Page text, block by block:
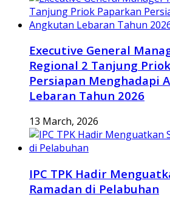
Executive General
Regional 2 Tanjung
Persiapan Menghadapi
Lebaran Tahun 2026
13 March, 2026
IPC TPK Hadir
Ramadan di Pelabuhan